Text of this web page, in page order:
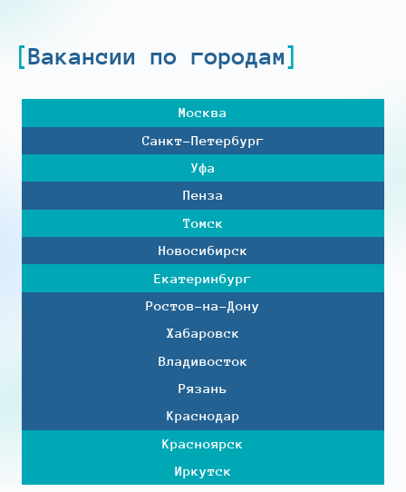
Вакансии по городам
Москва
Санкт-Петербург
Уфа
Пенза
Томск
Новосибирск
Екатеринбург
Ростов-на-Дону
Хабаровск
Владивосток
Рязань
Краснодар
Красноярск
Иркутск